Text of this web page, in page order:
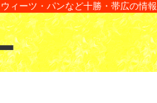
ィーツ・パンなど十勝・帯広の情